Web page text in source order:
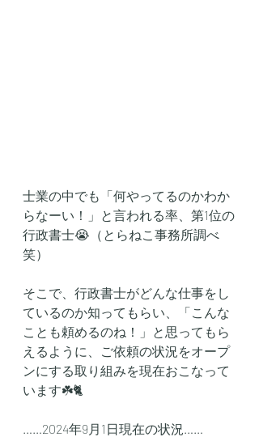
士業の中でも「何やってるのかわか
らなーい！」と言われる率、第1位の
行政書士😭（とらねこ事務所調べ
笑）
そこで、行政書士がどんな仕事をし
ているのか知ってもらい、「こんな
ことも頼めるのね！」と思ってもら
えるように、ご依頼の状況をオープ
ンにする取り組みを現在おこなって
います☘️🐈
……2024年9月1日現在の状況……